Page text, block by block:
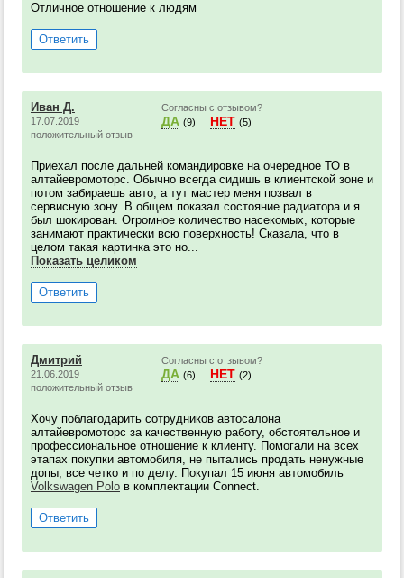
Отличное отношение к людям
Ответить
Иван Д.
17.07.2019
положительный отзыв
Согласны с отзывом?
ДА (9) НЕТ (5)
Приехал после дальней командировке на очередное ТО в
алтайевромоторс. Обычно всегда сидишь в клиентской зоне и
потом забираешь авто, а тут мастер меня позвал в
сервисную зону. В общем показал состояние радиатора и я
был шокирован. Огромное количество насекомых, которые
занимают практически всю поверхность! Сказала, что в
целом такая картинка это но...
Показать целиком
Ответить
Дмитрий
21.06.2019
положительный отзыв
Согласны с отзывом?
ДА (6) НЕТ (2)
Хочу поблагодарить сотрудников автосалона
алтайевромоторс за качественную работу, обстоятельное и
профессиональное отношение к клиенту. Помогали на всех
этапах покупки автомобиля, не пытались продать ненужные
допы, все четко и по делу. Покупал 15 июня автомобиль
Volkswagen Polo в комплектации Connect.
Ответить